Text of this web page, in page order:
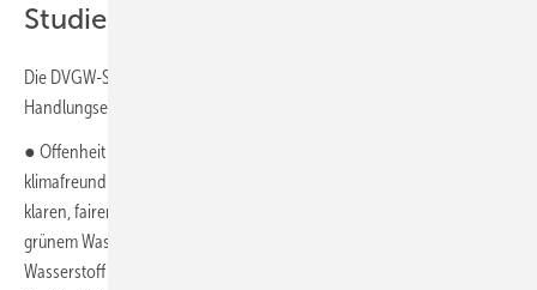
Studie
Die DVGW-Studie enthält in der Zusammenfassung vier
Handlungsempfehlungen für die politische Weichenstellung:
● Offenheit und Neutralität gegenüber diversen Quellen von
klimafreundlichen Gasen und anderen Energieträgern basierend auf
klaren, fairen
grünem Wasserstoff grundsätzlich auch blauer und türkisfarbener
Wasserstoff eine Option darstellen, wenn sie die Grenzwerte für